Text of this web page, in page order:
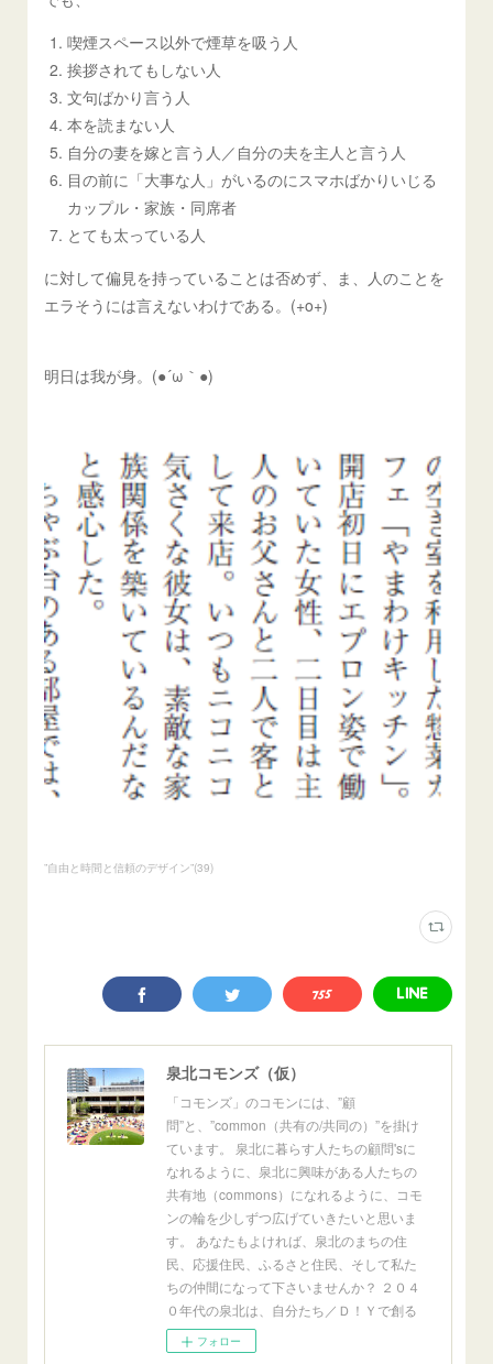
喫煙スペース以外で煙草を吸う人
挨拶されてもしない人
文句ばかり言う人
本を読まない人
自分の妻を嫁と言う人／自分の夫を主人と言う人
目の前に「大事な人」がいるのにスマホばかりいじる
カップル・家族・同席者
とても太っている人
に対して偏見を持っていることは否めず、ま、人のことを
エラそうには言えないわけである。(+o+)
明日は我が身。(●´ω｀●)
”自由と時間と信頼のデザイン”(39)
泉北コモンズ（仮）
「コモンズ」のコモンには、”顧
問”と、”common（共有の/共同の）”を掛け
ています。 泉北に暮らす人たちの顧問'sに
なれるように、泉北に興味がある人たちの
共有地（commons）になれるように、コモ
ンの輪を少しずつ広げていきたいと思いま
す。 あなたもよければ、泉北のまちの住
民、応援住民、ふるさと住民、そして私た
ちの仲間になって下さいませんか？ ２０４
０年代の泉北は、自分たち／Ｄ！Ｙで創る
フォロー